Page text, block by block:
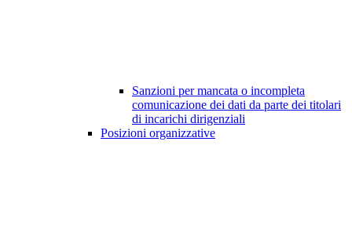
Sanzioni per mancata o incompleta
comunicazione dei dati da parte dei titolari
di incarichi dirigenziali
Posizioni organizzative